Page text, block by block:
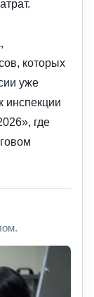
которых
уже
инспекции
где